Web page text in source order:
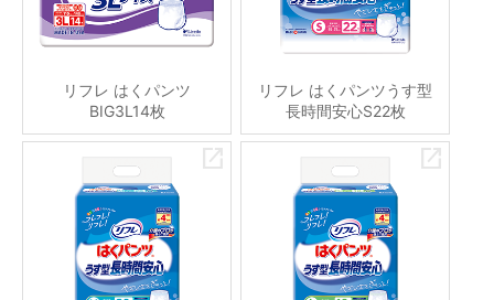
リフレ はくパンツ
BIG3L14枚
リフレ はくパンツうす型
長時間安心S22枚